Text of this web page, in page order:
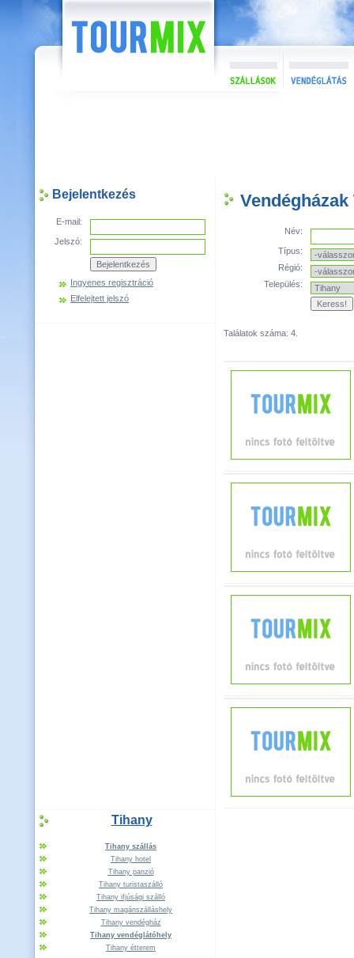
Bejelentkezés
E-mail:
Jelszó:
Ingyenes regisztráció
Elfelejtett jelszó
Tihany
Tihany szállás
Tihany hotel
Tihany panzió
Tihany turistaszálló
Tihany ifjúsági szálló
Tihany magánszálláshely
Tihany vendégház
Tihany vendéglátóhely
Tihany étterem
Vendégházak
Név:
Típus:
Régió:
Település:
Találatok száma: 4.